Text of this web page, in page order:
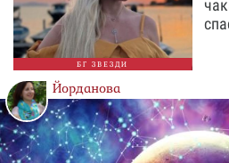
БГ ЗВЕЗДИ
Йорданова